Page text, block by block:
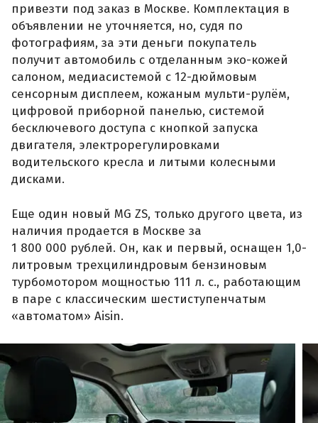
привезти под заказ в Москве. Комплектация в
объявлении не уточняется, но, судя по
фотографиям, за эти деньги покупатель
получит автомобиль с отделанным эко-кожей
салоном, медиасистемой с 12-дюймовым
сенсорным дисплеем, кожаным мульти-рулём,
цифровой приборной панелью, системой
бесключевого доступа с кнопкой запуска
двигателя, электрорегулировками
водительского кресла и литыми колесными
дисками.
Еще один новый MG ZS, только другого цвета, из
наличия продается в Москве за
1 800 000 рублей. Он, как и первый, оснащен 1,0-
литровым трехцилиндровым бензиновым
турбомотором мощностью 111 л. с., работающим
в паре с классическим шестиступенчатым
«автоматом» Aisin.